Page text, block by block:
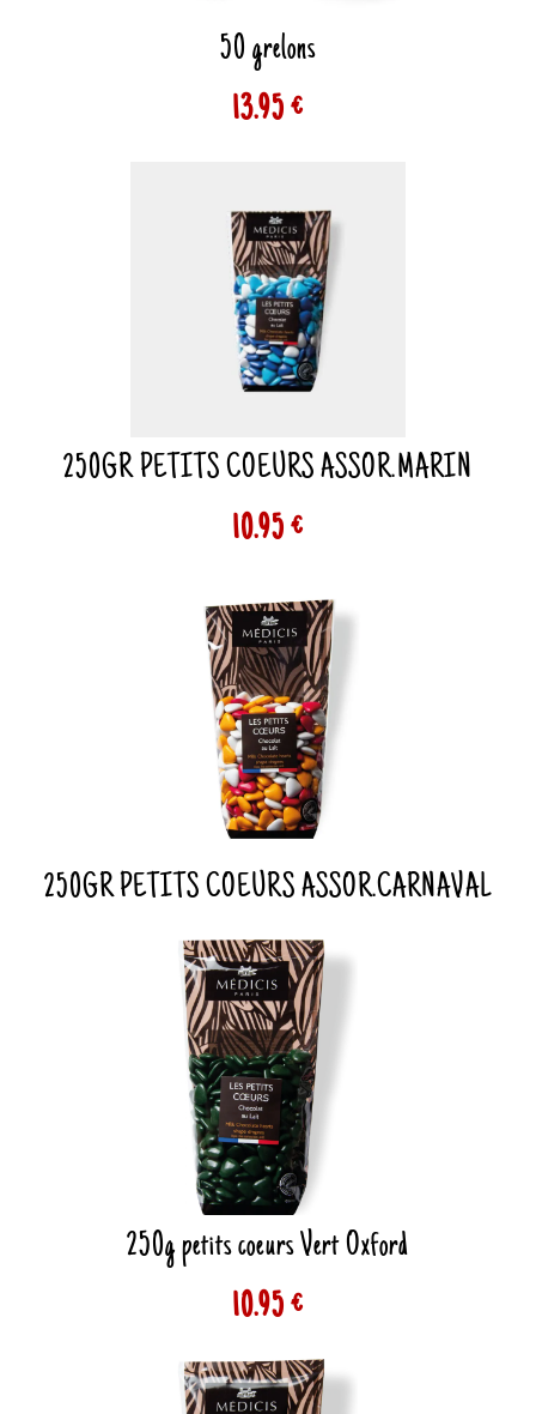
50 grelons
13.95 €
250GR PETITS COEURS ASSOR.MARIN
10.95 €
250GR PETITS COEURS ASSOR.CARNAVAL
250g petits coeurs Vert Oxford
10.95 €